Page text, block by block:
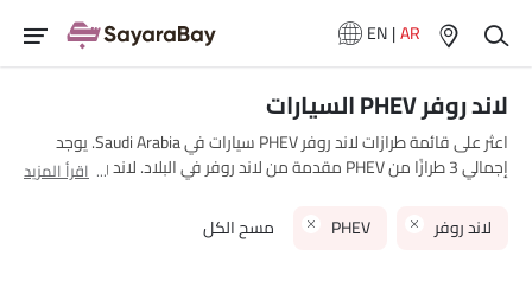
EN|AR
لاند روفر PHEV السيارات
اعثر على قائمة طرازات لاند روفر PHEV سيارات في Saudi Arabia. يوجد
إجمالي 3 طرازًا من PHEV مقدمة من لاند روفر في البلاد. لاند روفر رينج
اقرأ المزيد
لاند روفر PHEV مسح الكل